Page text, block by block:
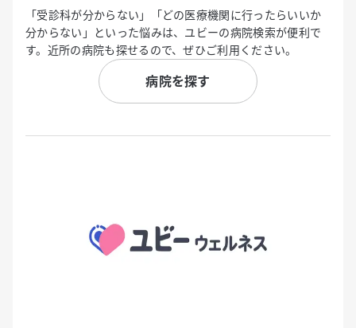
「受診科が分からない」「どの医療機関に行ったらいいか
分からない」といった悩みは、ユビーの病院検索が便利で
す。近所の病院も探せるので、ぜひご利用ください。
病院を探す